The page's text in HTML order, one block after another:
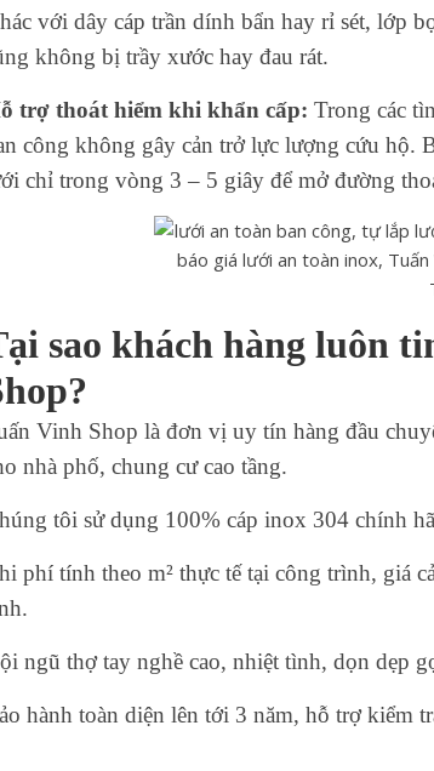
với dây cáp trần dính bẩn hay rỉ sét, lớp
không bị trầy xước hay đau rát.
trợ thoát hiểm khi khẩn cấp: Trong các
công không gây cản trở lực lượng cứu hộ.
chỉ trong vòng 3 – 5 giây để mở đường
sao khách hàng luôn
Vinh Shop là đơn vị uy tín hàng đầu
nhà phố, chung cư cao tầng.
tôi sử dụng 100% cáp inox 304 chính
phí tính theo m² thực tế tại công trình, giá
ngũ thợ tay nghề cao, nhiệt tình, dọn dẹp
hành toàn diện lên tới 3 năm, hỗ trợ kiểm